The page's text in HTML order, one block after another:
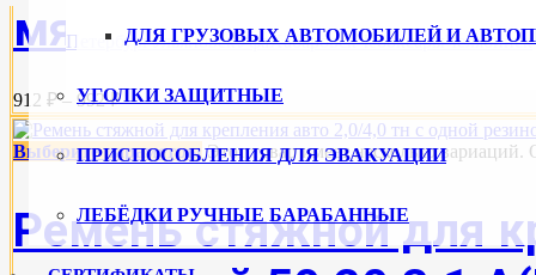
ПетербургУльяновскУфаХабаровскЧебоксарыЧелябинск
ДЛЯ ГРУЗОВЫХ АВТОМОБИЛЕЙ И
УГОЛКИ ЗАЩИТНЫЕ
ПРИСПОСОБЛЕНИЯ ДЛЯ ЭВАКУАЦИИ
ЛЕБЁДКИ РУЧНЫЕ БАРАБАННЫЕ
мя пластик.
912 ₽ – 992 ₽
Выберите параметры Этот товар имеет несколько
Ремень стяжной для